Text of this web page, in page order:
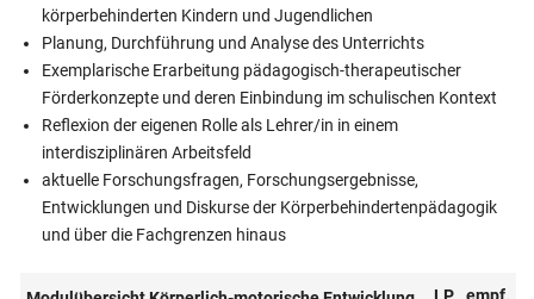
körperbehinderten Kindern und Jugendlichen
Planung, Durchführung und Analyse des Unterrichts
Exemplarische Erarbeitung pädagogisch-therapeutischer
Förderkonzepte und deren Einbindung im schulischen Kontext
Reflexion der eigenen Rolle als Lehrer/in in einem
interdisziplinären Arbeitsfeld
aktuelle Forschungsfragen, Forschungsergebnisse,
Entwicklungen und Diskurse der Körperbehindertenpädagogik
und über die Fachgrenzen hinaus
LP
empf.